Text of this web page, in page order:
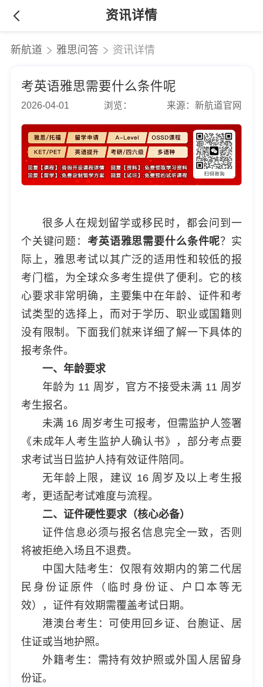
资讯详情
新航道 雅思问答 资讯详情
考英语雅思需要什么条件呢
2026-04-01 浏览： 来源：新航道官网
很多人在规划留学或移民时，都会问到一
个关键问题： 考英语雅思需要什么条件呢？实
际上，雅思考试以其广泛的适用性和较低的报
考门槛，为全球众多考生提供了便利。它的核
心要求非常明确，主要集中在年龄、证件和考
试类型的选择上，而对于学历、职业或国籍则
没有限制。下面我们就来详细了解一下具体的
报考条件。
一、年龄要求
年龄为 11 周岁，官方不接受未满 11 周岁
考生报名。
未满 16 周岁考生可报考，但需监护人签署
《未成年人考生监护人确认书》，部分考点要
求考试当日监护人持有效证件陪同。
无年龄上限，建议 16 周岁及以上考生报
考，更适配考试难度与流程。
二、证件硬性要求（核心必备）
证件信息必须与报名信息完全一致，否则
将被拒绝入场且不退费。
中国大陆考生：仅限有效期内的第二代居
民身份证原件（临时身份证、户口本等无
效），证件有效期需覆盖考试日期。
港澳台考生：可使用回乡证、台胞证、居
住证或当地护照。
外籍考生：需持有效护照或外国人居留身
份证。